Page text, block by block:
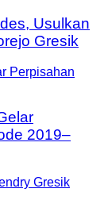
Usulkan
Gresik
2019–